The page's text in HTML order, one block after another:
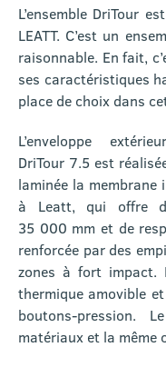
L’ensemble DriTour
LEATT. C’est un
raisonnable. En fait,
ses caractéristiques
place de choix dans
L’enveloppe
DriTour 7.5 est
laminée la membrane
à Leatt, qui offre
35 000 mm et de
renforcée par des
zones à fort impact.
thermique amovible
boutons-pression.
matériaux et la même